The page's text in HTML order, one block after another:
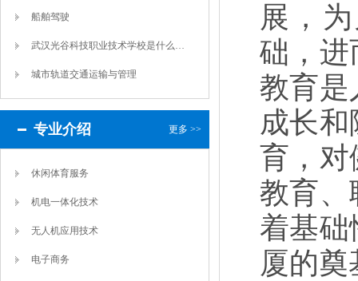
船舶驾驶
武汉光谷科技职业技术学校是什么学校
城市轨道交通运输与管理
专业介绍 更多 >>
休闲体育服务
机电一体化技术
无人机应用技术
电子商务
展，
础，进
教育是
成长
育，对
教育、
着基
厦的